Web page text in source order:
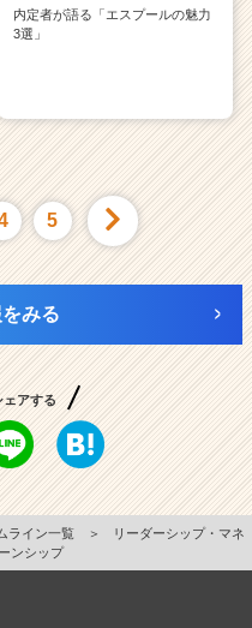
内定者が語る「エスプールの魅力
3選」
5
みる
ェアする
ライン一覧 ＞
リーダーシップ・マネ
ンシップ